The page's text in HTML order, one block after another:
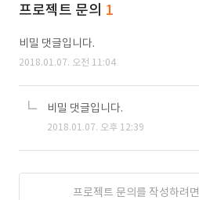
프로젝트 문의 1
비밀 댓글입니다.
2018.01.07. 오전 11:04
비밀 댓글입니다.
2018.01.07. 오후 12:39
프로젝트 문의를 작성하려면